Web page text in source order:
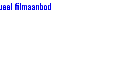
filmaanbod